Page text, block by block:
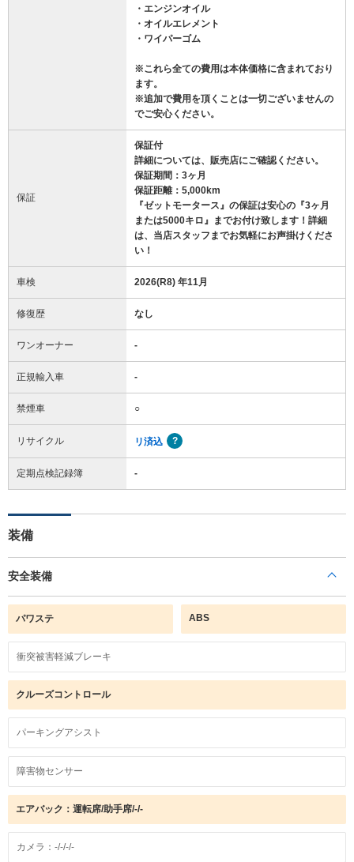
・エンジンオイル
・オイルエレメント
・ワイパーゴム
※これら全ての費用は本体価格に含まれており
ます。
※追加で費用を頂くことは一切ございませんの
でご安心ください。
保証
保証付
詳細については、販売店にご確認ください。
保証期間：3ヶ月
保証距離：5,000km
『ゼットモータース』の保証は安心の『3ヶ月
または5000キロ』までお付け致します！詳細
は、当店スタッフまでお気軽にお声掛けくださ
い！
車検 2026(R8) 年11月
修復歴 なし
ワンオーナー -
正規輸入車 -
禁煙車 ○
リサイクル リ済込
定期点検記録簿 -
装備
安全装備
パワステ ABS
衝突被害軽減ブレーキ
クルーズコントロール
パーキングアシスト
障害物センサー
エアバック：運転席/助手席/-/-
カメラ：-/-/-/-